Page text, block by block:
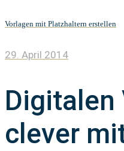
Vorlagen mit Platzhaltern erstellen
29. April 2014
Digitalen
clever